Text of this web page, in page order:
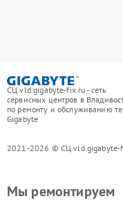
СЦ vld.gigabyte-fix.ru - сеть
сервисных центров в
по ремонту и обслуживанию
Gigabyte
2021-2026 © СЦ vld.gigabyte-
Мы ремонтируем